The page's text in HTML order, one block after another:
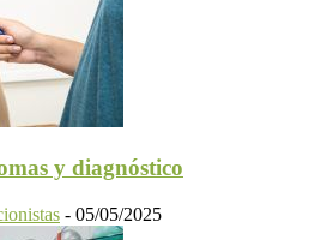
y diagnóstico
- 05/05/2025